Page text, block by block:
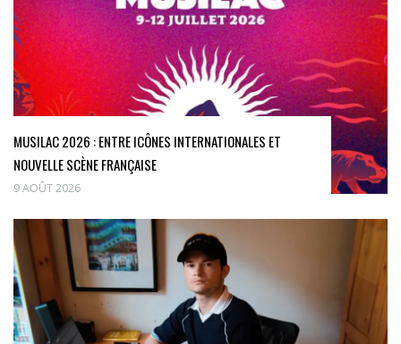
MUSILAC 2026 : ENTRE ICÔNES INTERNATIONALES ET
NOUVELLE SCÈNE FRANÇAISE
9 AOÛT 2026